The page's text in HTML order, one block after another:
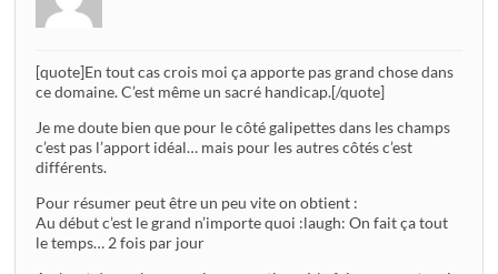
[quote]En tout cas crois moi ça apporte pas grand chose dans
ce domaine. C’est même un sacré handicap.[/quote]
Je me doute bien que pour le côté galipettes dans les champs
c’est pas l’apport idéal… mais pour les autres côtés c’est
différents.
Pour résumer peut être un peu vite on obtient :
Au début c’est le grand n’importe quoi :laugh: On fait ça tout
le temps… 2 fois par jour